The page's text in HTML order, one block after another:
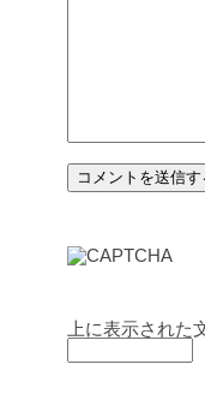
上に表示された